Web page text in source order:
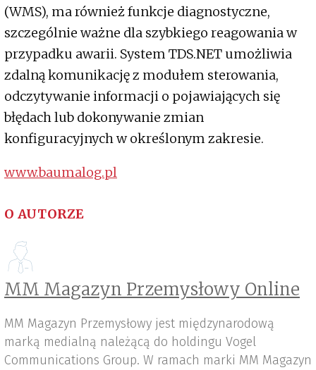
(WMS), ma również funkcje diagnostyczne,
szczególnie ważne dla szybkiego reagowania w
przypadku awarii. System TDS.NET umożliwia
zdalną komunikację z modułem sterowania,
odczytywanie informacji o pojawiających się
błędach lub dokonywanie zmian
konfiguracyjnych w określonym zakresie.
www.baumalog.pl
O AUTORZE
MM Magazyn Przemysłowy Online
MM Magazyn Przemysłowy jest międzynarodową
marką medialną należącą do holdingu Vogel
Communications Group. W ramach marki MM Magazyn